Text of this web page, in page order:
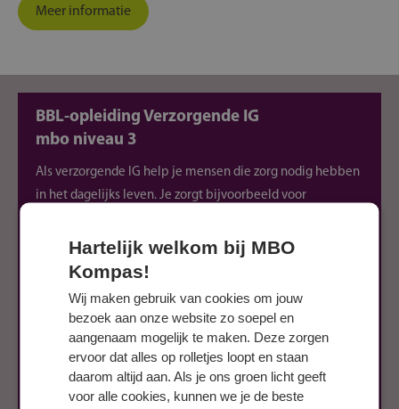
Meer informatie
BBL-opleiding Verzorgende IG
mbo niveau 3
Als verzorgende IG help je mensen die zorg nodig hebben
in het dagelijks leven. Je zorgt bijvoorbeeld voor
geven van medicijnen. Houdt bij hoe het met iemand gaat
en schrijft dat op in een rapport. Je werkt samen met
wordt. Ook leer je hoe je cliënten kunt begeleiden bij
dagelijkse dingen, zoals eten, bewegen of naar het toilet
gaan. Zo zorg je ervoor dat mensen zich zo prettig en
gezond mogelijk voelen.
Hartelijk welkom bij MBO
Kompas!
Wij maken gebruik van cookies om jouw
bezoek aan onze website zo soepel en
aangenaam mogelijk te maken. Deze zorgen
ervoor dat alles op rolletjes loopt en staan
daarom altijd aan. Als je ons groen licht geeft
voor alle cookies, kunnen we je de beste